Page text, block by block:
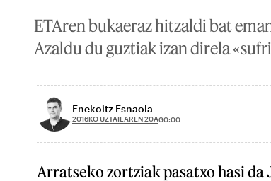
ETAren bukaeraz hitzaldi bat
Azaldu du guztiak izan direla
Enekoitz Esnaola
2016KO UZTAILAREN 20A00:00
Arratseko zortziak pasatxo hasi da